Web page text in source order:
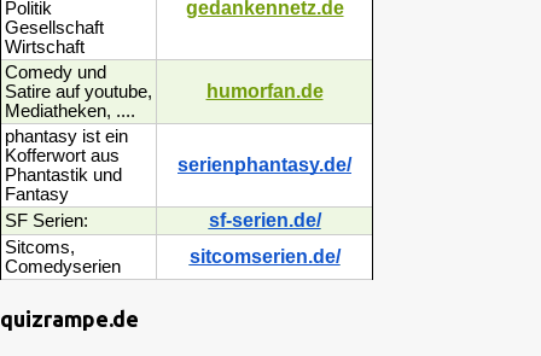
Politik
Gesellschaft
Wirtschaft
gedankennetz.de
Comedy und
Satire auf youtube,
Mediatheken, ....
humorfan.de
phantasy ist ein
Kofferwort aus
Phantastik und
Fantasy
serienphantasy.de/
SF Serien: sf-serien.de/
Sitcoms,
Comedyserien
sitcomserien.de/
quizrampe.de